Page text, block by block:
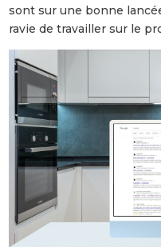
sont sur une bonne
ravie de travailler sur le